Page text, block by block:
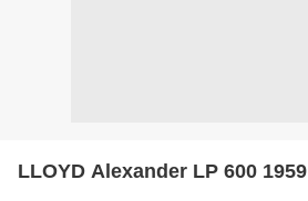
LLOYD Alexander LP 600 1959